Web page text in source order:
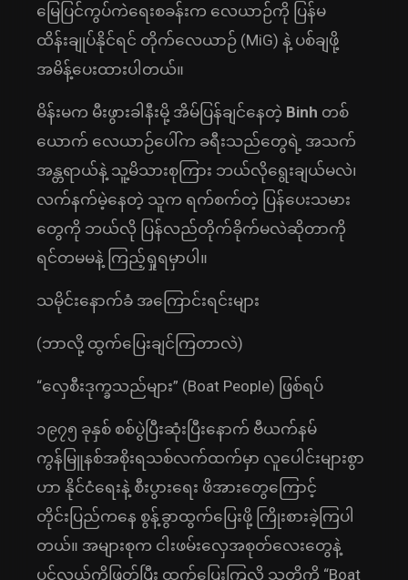
မြေပြင်ကွပ်ကဲရေးစခန်းက လေယာဉ်ကို ပြန်မ
ထိန်းချုပ်နိုင်ရင် တိုက်လေယာဉ် (MiG) နဲ့ ပစ်ချဖို့
အမိန့်ပေးထားပါတယ်။
မိန်းမက မီးဖွားခါနီးမို့ အိမ်ပြန်ချင်နေတဲ့ Binh တစ်
ယောက် လေယာဉ်ပေါ်က ခရီးသည်တွေရဲ့ အသက်
အန္တရာယ်နဲ့ သူ့မိသားစုကြား ဘယ်လိုရွေးချယ်မလဲ၊
လက်နက်မဲ့နေတဲ့ သူက ရက်စက်တဲ့ ပြန်ပေးသမား
တွေကို ဘယ်လို ပြန်လည်တိုက်ခိုက်မလဲဆိုတာကို
ရင်တမမနဲ့ ကြည့်ရှုရမှာပါ။
သမိုင်းနောက်ခံ အကြောင်းရင်းများ
(ဘာလို့ ထွက်ပြေးချင်ကြတာလဲ)
“လှေစီးဒုက္ခသည်များ” (Boat People) ဖြစ်ရပ်
၁၉၇၅ ခုနှစ် စစ်ပွဲပြီးဆုံးပြီးနောက် ဗီယက်နမ်
ကွန်မြူနစ်အစိုးရသစ်လက်ထက်မှာ လူပေါင်းများစွာ
ဟာ နိုင်ငံရေးနဲ့ စီးပွားရေး ဖိအားတွေကြောင့်
တိုင်းပြည်ကနေ စွန့်ခွာထွက်ပြေးဖို့ ကြိုးစားခဲ့ကြပါ
တယ်။ အများစုက ငါးဖမ်းလှေအစုတ်လေးတွေနဲ့
ပင်လယ်ကိုဖြတ်ပြီး ထွက်ပြေးကြလို့ သူတို့ကို “Boat